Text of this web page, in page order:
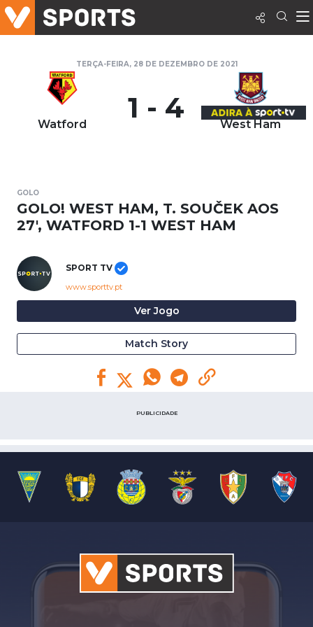
TERÇA-FEIRA, 28 DE DEZEMBRO DE 2021
Watford 1 - 4 West Ham
GOLO
GOLO! WEST HAM, T. SOUČEK AOS
27', WATFORD 1-1 WEST HAM
SPORT TV
www.sporttv.pt
Ver Jogo
Match Story
PUBLICIDADE